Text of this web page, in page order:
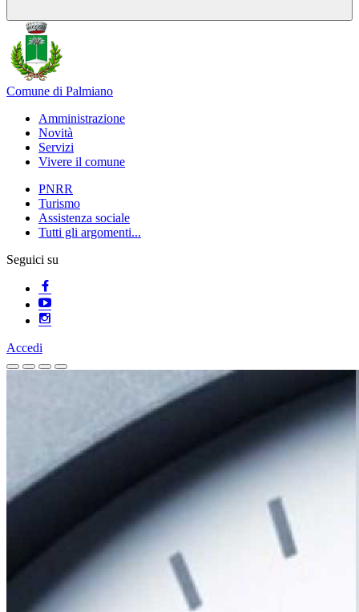
Comune di Palmiano
Amministrazione
Novità
Servizi
Vivere il comune
PNRR
Turismo
Assistenza sociale
Tutti gli argomenti...
Seguici su
Accedi
Homepage